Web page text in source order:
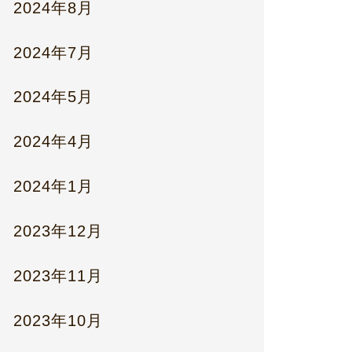
2024年8月
2024年7月
2024年5月
2024年4月
2024年1月
2023年12月
2023年11月
2023年10月